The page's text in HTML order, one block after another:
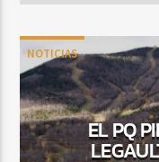
NOTICIAS
EL PQ